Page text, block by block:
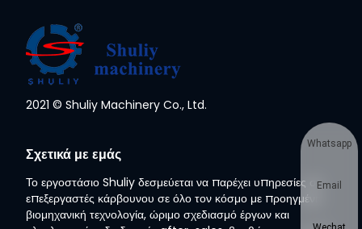
2021 © Shuliy Machinery Co., Ltd.
Σχετικά με εμάς
Το εργοστάσιο Shuliy δεσμεύεται να παρέχει υπηρεσίες σε
επεξεργαστές κάρβουνου σε όλο τον κόσμο με προηγμένη
βιομηχανική τεχνολογία, ώριμο σχεδιασμό έργων και
Whatsapp
Email